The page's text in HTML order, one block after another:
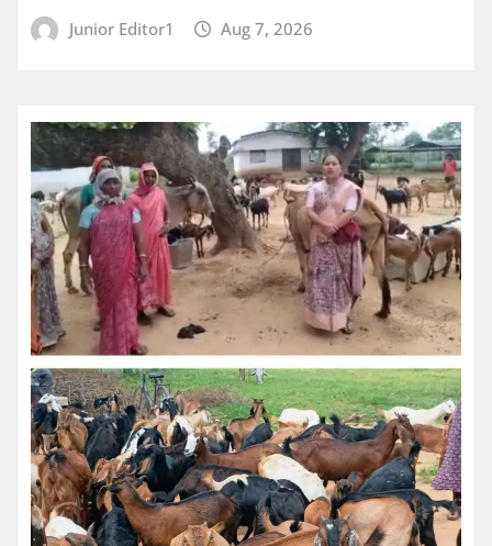
Junior Editor1 Aug 7, 2026